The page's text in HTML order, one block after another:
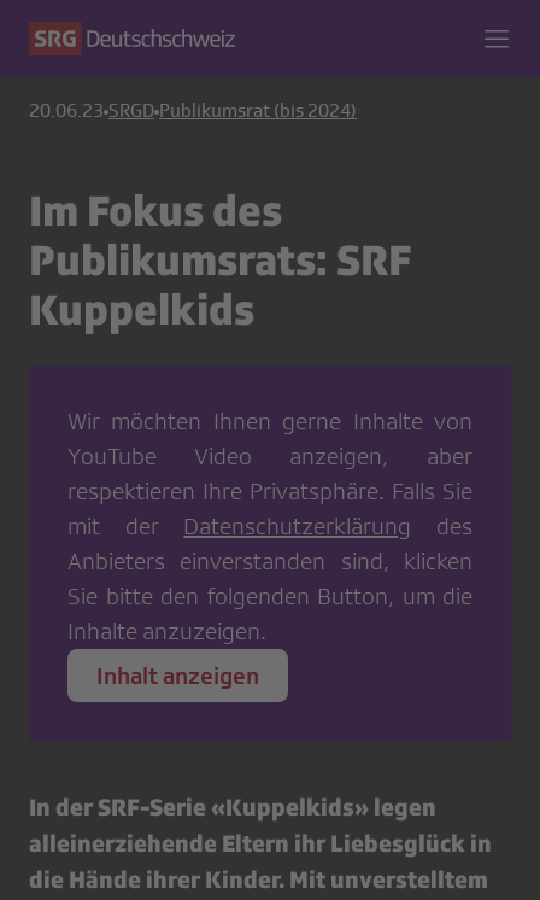
20.06.23 SRGD Publikumsrat (bis 2024)
Im Fokus des
Publikumsrats: SRF
Kuppelkids
Wir möchten Ihnen gerne Inhalte von
YouTube Video anzeigen, aber
respektieren Ihre Privatsphäre. Falls Sie
mit der Datenschutzerklärung
des
Anbieters einverstanden sind, klicken
Sie bitte den folgenden Button, um die
Inhalte anzuzeigen.
Inhalt anzeigen
In der SRF-Serie «Kuppelkids» legen
alleinerziehende Eltern ihr Liebesglück in
die Hände ihrer Kinder. Mit unverstelltem